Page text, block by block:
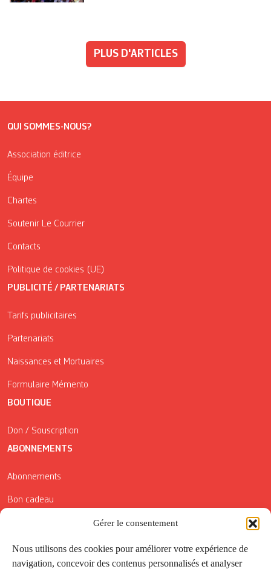
Gérer le consentement
Nous utilisons des cookies pour améliorer votre expérience de
navigation, concevoir des contenus personnalisés et analyser
PLUS D'ARTICLES
QUI SOMMES-NOUS?
Association éditrice
Équipe
Chartes
Soutenir Le Courrier
Contacts
Politique de cookies (UE)
PUBLICITÉ / PARTENARIATS
Tarifs publicitaires
Partenariats
Naissances et Mortuaires
Formulaire Mémento
BOUTIQUE
Don / Souscription
ABONNEMENTS
Abonnements
Bon cadeau
Conditions générales de vente
Réductions de la Carte Côté Courrier
Application